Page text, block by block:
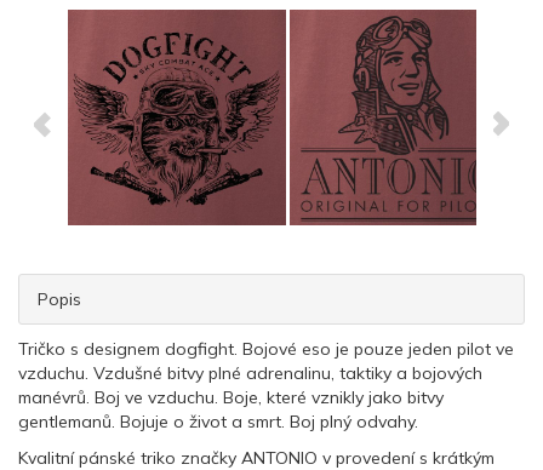
Popis
Tričko s designem dogfight. Bojové eso je pouze jeden pilot ve
vzduchu. Vzdušné bitvy plné adrenalinu, taktiky a bojových
manévrů. Boj ve vzduchu. Boje, které vznikly jako bitvy
gentlemanů. Bojuje o život a smrt. Boj plný odvahy.
Kvalitní pánské triko značky ANTONIO v provedení s krátkým